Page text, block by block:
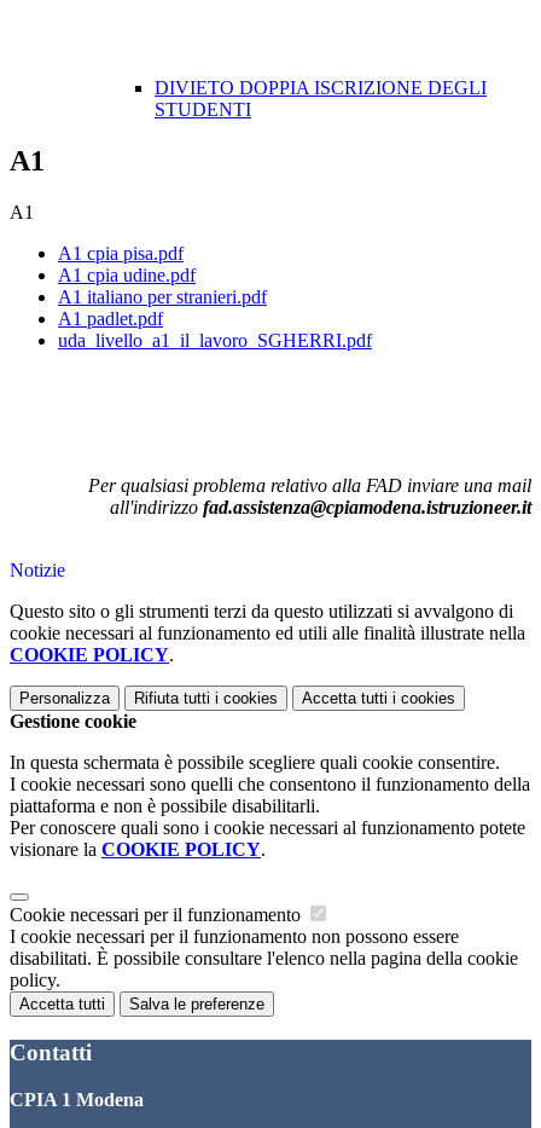
DIVIETO DOPPIA ISCRIZIONE DEGLI
STUDENTI
A1
A1
A1 cpia pisa.pdf
A1 cpia udine.pdf
A1 italiano per stranieri.pdf
A1 padlet.pdf
uda_livello_a1_il_lavoro_SGHERRI.pdf
Per qualsiasi problema relativo alla FAD inviare una mail
all'indirizzo fad.assistenza@cpiamodena.istruzioneer.it
Notizie
Questo sito o gli strumenti terzi da questo utilizzati si avvalgono di
cookie necessari al funzionamento ed utili alle finalità illustrate nella
COOKIE POLICY.
Personalizza Rifiuta tutti i cookies Accetta tutti i cookies
Gestione cookie
In questa schermata è possibile scegliere quali cookie consentire.
I cookie necessari sono quelli che consentono il funzionamento della
piattaforma e non è possibile disabilitarli.
Per conoscere quali sono i cookie necessari al funzionamento potete
visionare la COOKIE POLICY.
Cookie necessari per il funzionamento
I cookie necessari per il funzionamento non possono essere
disabilitati. È possibile consultare l'elenco nella pagina della cookie
policy.
Accetta tutti Salva le preferenze
Contatti
CPIA 1 Modena